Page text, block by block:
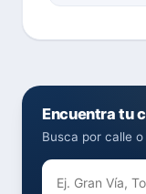
Encuentra tu
Busca por calle